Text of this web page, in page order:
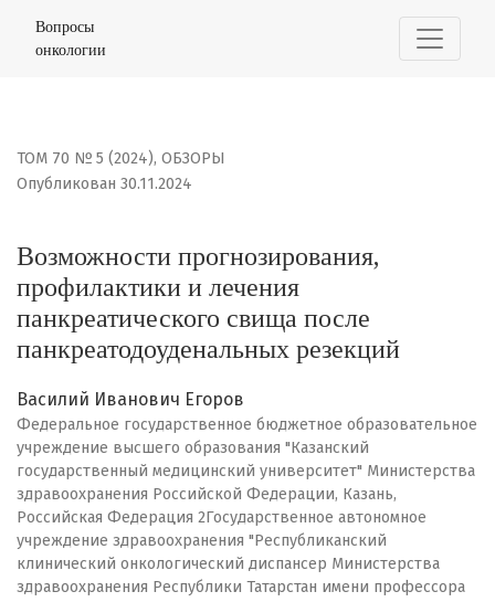
Возможности прогнозирования, профилактики и
Вопросы
онкологии
ТОМ 70 № 5 (2024), ОБЗОРЫ
Возможности прогнозирования,
профилактики и лечения
панкреатического свища после
панкреатодоуденальных резекций
Опубликован 30.11.2024
Василий Иванович Егоров
Федеральное государственное бюджетное образовательное
учреждение высшего образования "Казанский
государственный медицинский университет" Министерства
здравоохранения Российской Федерации, Казань,
Российская Федерация 2Государственное автономное
учреждение здравоохранения "Республиканский
клинический онкологический диспансер Министерства
здравоохранения Республики Татарстан имени профессора